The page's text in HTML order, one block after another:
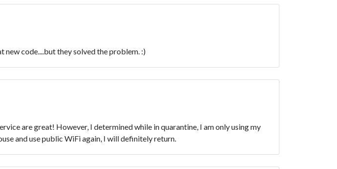
code....but they solved the problem. :)
are great! However, I determined while in quarantine, I am only using my
and use public WiFi again, I will definitely return.